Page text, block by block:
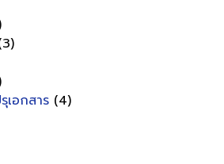
เอกสาร (4)